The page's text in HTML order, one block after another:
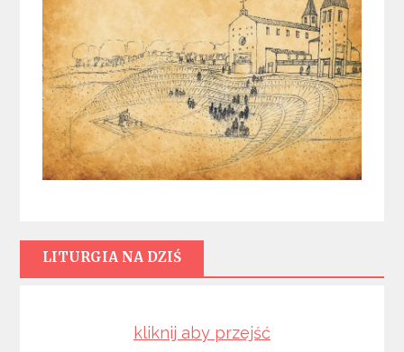
LITURGIA NA DZIŚ
kliknij aby przejść